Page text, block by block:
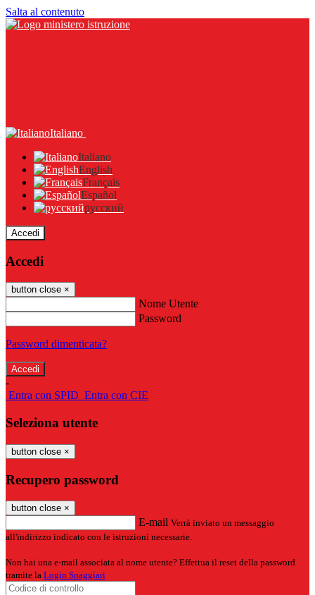
Salta al contenuto
Italiano
Italiano
English
Français
Español
русский
Accedi
Accedi
button close ×
Nome Utente
Password
Password dimenticata?
-
Entra con SPID Entra con CIE
Seleziona utente
button close ×
Recupero password
button close ×
E-mail Verrà inviato un messaggio
all'indirizzo indicato con le istruzioni necessarie.
Non hai una e-mail associata al nome utente? Effettua il reset della password
tramite la Login Spaggiari